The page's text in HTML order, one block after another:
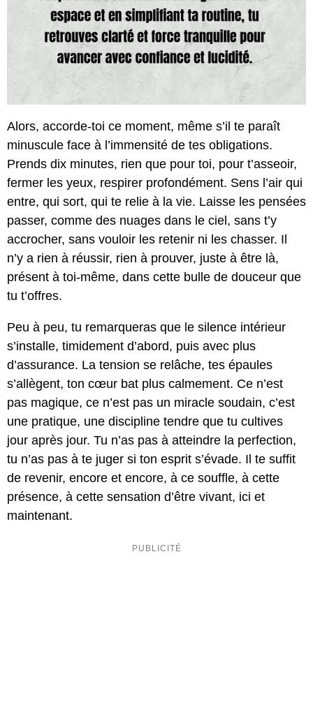
Alors, accorde-toi ce moment, même s’il te paraît
minuscule face à l’immensité de tes obligations.
Prends dix minutes, rien que pour toi, pour t’asseoir,
fermer les yeux, respirer profondément. Sens l’air qui
entre, qui sort, qui te relie à la vie. Laisse les pensées
passer, comme des nuages dans le ciel, sans t’y
accrocher, sans vouloir les retenir ni les chasser. Il
n’y a rien à réussir, rien à prouver, juste à être là,
présent à toi-même, dans cette bulle de douceur que
tu t’offres.
Peu à peu, tu remarqueras que le silence intérieur
s’installe, timidement d’abord, puis avec plus
d’assurance. La tension se relâche, tes épaules
s’allègent, ton cœur bat plus calmement. Ce n’est
pas magique, ce n’est pas un miracle soudain, c’est
une pratique, une discipline tendre que tu cultives
jour après jour. Tu n’as pas à atteindre la perfection,
tu n’as pas à te juger si ton esprit s’évade. Il te suffit
de revenir, encore et encore, à ce souffle, à cette
présence, à cette sensation d’être vivant, ici et
maintenant.